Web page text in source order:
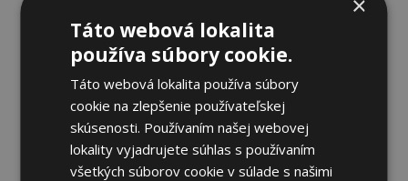
Pirelli SCORPION MX32 MID
HARD
90/100 -21 57 M Predné
Nie je skladom Sledovať naskladnenie
Táto webová lokalita
používa súbory cookie.
Táto webová lokalita používa súbory
cookie na zlepšenie používateľskej
skúsenosti. Používaním našej webovej
lokality vyjadrujete súhlas s používaním
všetkých súborov cookie v súlade s našimi